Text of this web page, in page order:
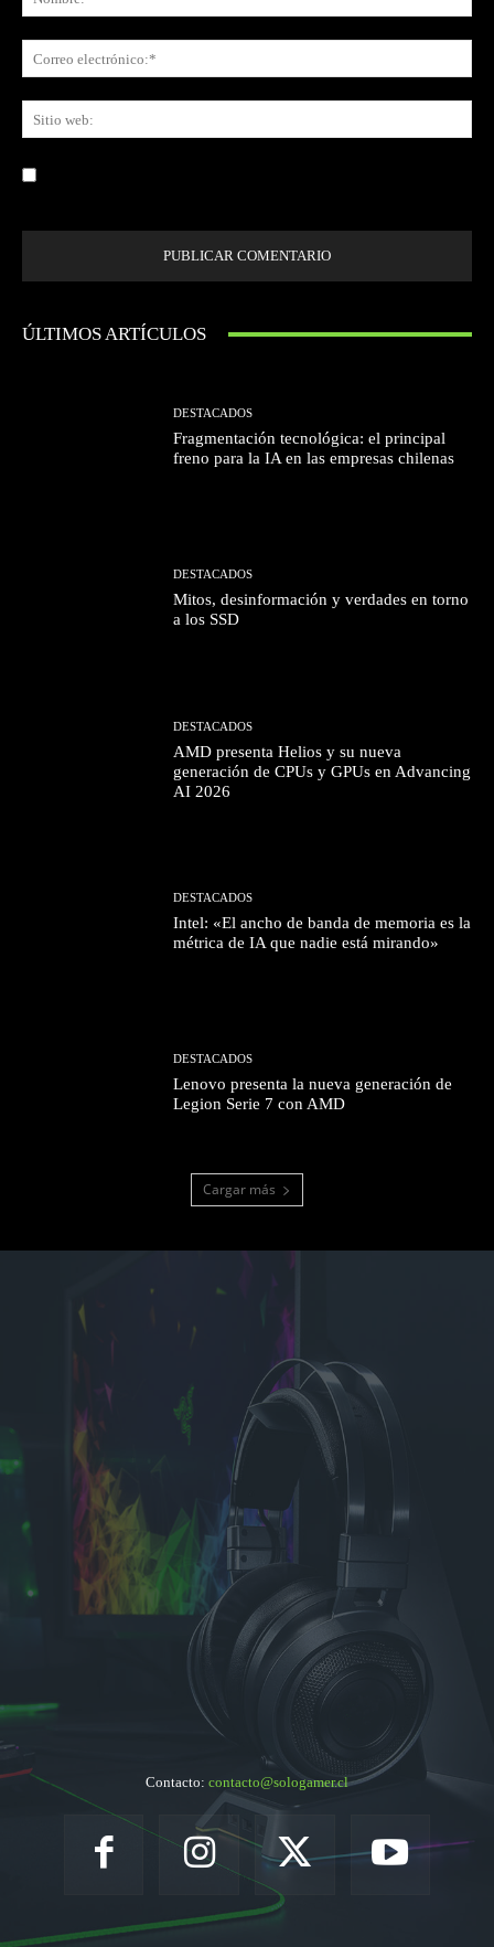
ÚLTIMOS ARTÍCULOS
DESTACADOS
Fragmentación tecnológica: el principal
freno para la IA en las empresas chilenas
DESTACADOS
Mitos, desinformación y verdades en torno
a los SSD
DESTACADOS
AMD presenta Helios y su nueva
generación de CPUs y GPUs en Advancing
AI 2026
DESTACADOS
Intel: «El ancho de banda de memoria es la
métrica de IA que nadie está mirando»
DESTACADOS
Lenovo presenta la nueva generación de
Legion Serie 7 con AMD
Cargar más
Contacto: contacto@sologamer.cl